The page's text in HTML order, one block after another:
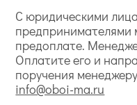
С юридическими
предпринимателями
предоплате.
Оплатите его и
поручения
info@oboi-ma.ru